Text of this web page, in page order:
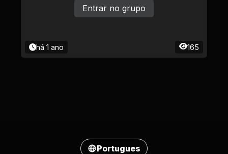
há 1 ano 165
Entrar no grupo
Portugues